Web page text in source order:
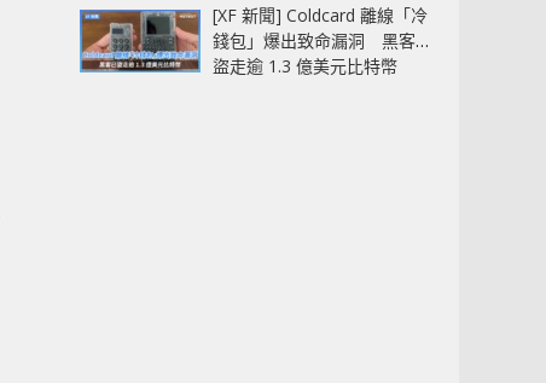
[XF 新聞] Coldcard 離線「冷
錢包」爆出致命漏洞 黑客已
盜走逾 1.3 億美元比特幣